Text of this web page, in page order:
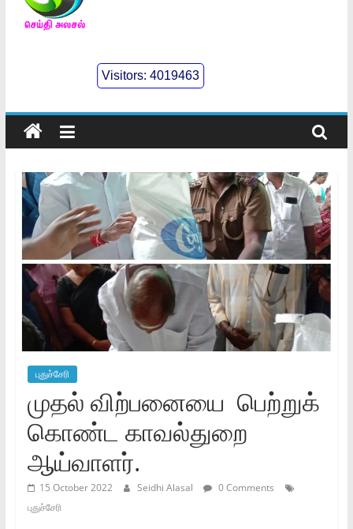
செய்திஅலசல்
Seidhialasal
Tamil
Online
NewsPaper
Visitors:4019463
புதுச்சேரி
முதல் விற்பனையை பெற்றுக்
கொண்ட காவல்துறை
ஆய்வாளர்.
15 October 2022 Seidhi Alasal
0 Comments
புதுச்சேரி